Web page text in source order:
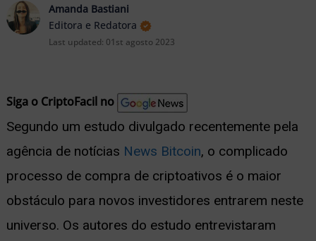
Amanda Bastiani
Editora e Redatora
Last updated: 01st agosto 2023
Siga o CriptoFacil no
Segundo um estudo divulgado recentemente pela
agência de notícias News Bitcoin, o complicado
processo de compra de criptoativos é o maior
obstáculo para novos investidores entrarem neste
universo. Os autores do estudo entrevistaram